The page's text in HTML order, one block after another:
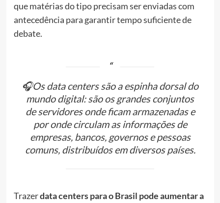
que matérias do tipo precisam ser enviadas com
antecedência para garantir tempo suficiente de
debate.
🎧Os data centers são a espinha dorsal do
mundo digital: são os grandes conjuntos
de servidores onde ficam armazenadas e
por onde circulam as informações de
empresas, bancos, governos e pessoas
comuns, distribuídos em diversos países.
Trazerdata centers para o Brasil pode aumentar a